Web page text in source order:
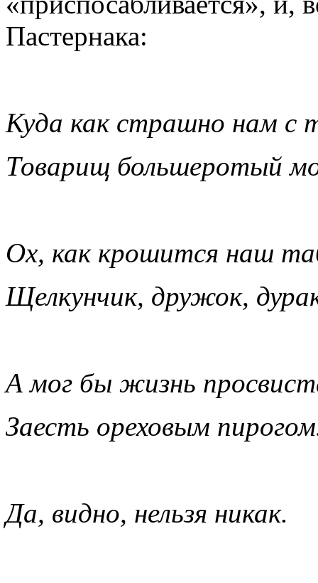
Пастернака:
Куда как страшно нам с
Товарищ большеротый
Ох, как крошится наш
Щелкунчик, дружок,
А мог бы жизнь
Заесть ореховым
Да, видно, нельзя никак.